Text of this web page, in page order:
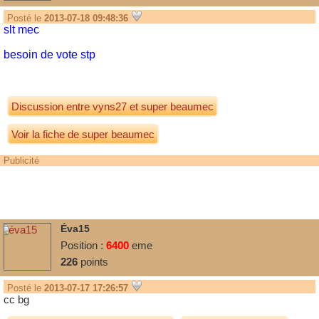
Posté le 2013-07-18 09:48:36
slt mec
besoin de vote stp
Discussion entrevyns27etsuper beaumec
Voir la fiche de super beaumec
Publicité
Éva15
Position : 6400 eme
226 points
Posté le 2013-07-17 17:26:57
cc bg